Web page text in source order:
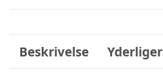
Beskrivelse